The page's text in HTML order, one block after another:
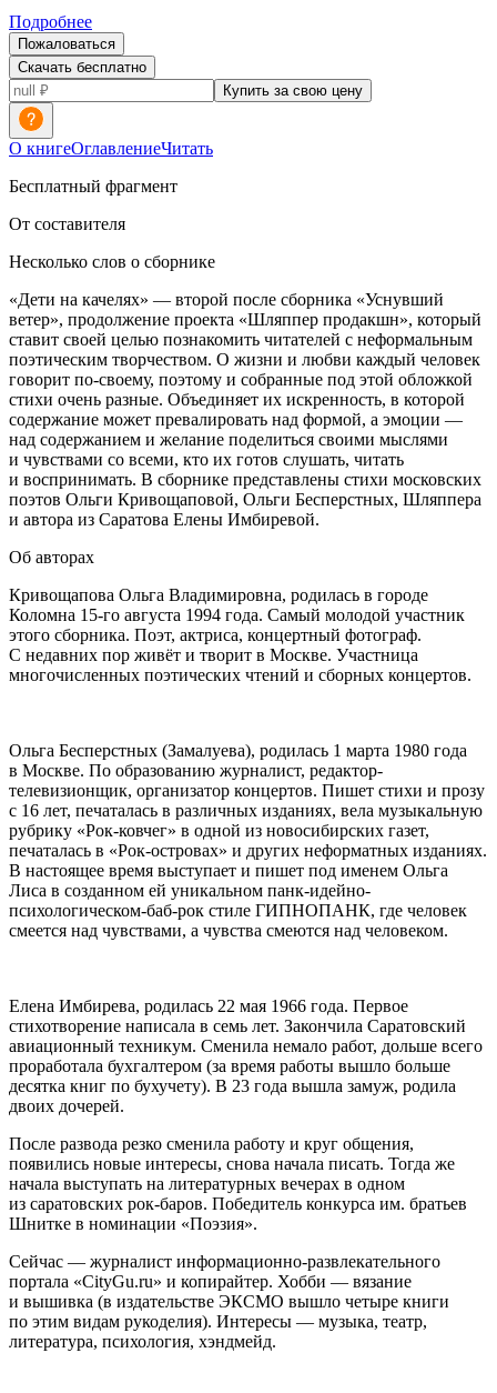
Подробнее
Пожаловаться
Скачать бесплатно
Купить за свою цену
О книгеОглавлениеЧитать
Бесплатный фрагмент
От составителя
Несколько слов о сборнике
«Дети на качелях» — второй после сборника «Уснувший
ветер», продолжение проекта «Шляппер продакшн», который
ставит своей целью познакомить читателей с неформальным
поэтическим творчеством. О жизни и любви каждый человек
говорит по-своему, поэтому и собранные под этой обложкой
стихи очень разные. Объединяет их искренность, в которой
содержание может превалировать над формой, а эмоции —
над содержанием и желание поделиться своими мыслями
и чувствами со всеми, кто их готов слушать, читать
и воспринимать. В сборнике представлены стихи московских
поэтов Ольги Кривощаповой, Ольги Бесперстных, Шляппера
и автора из Саратова Елены Имбиревой.
Об авторах
Кривощапова Ольга Владимировна, родилась в городе
Коломна 15-го августа 1994 года. Самый молодой участник
этого сборника. Поэт, актриса, концертный фотограф.
С недавних пор живёт и творит в Москве. Участница
многочисленных поэтических чтений и сборных концертов.
Ольга Бесперстных (Замалуева), родилась 1 марта 1980 года
в Москве. По образованию журналист, редактор-
телевизионщик, организатор концертов. Пишет стихи и прозу
с 16 лет, печаталась в различных изданиях, вела музыкальную
рубрику «Рок-ковчег» в одной из новосибирских газет,
печаталась в «Рок-островах» и других неформатных изданиях.
В настоящее время выступает и пишет под именем Ольга
Лиса в созданном ей уникальном панк-идейно-
психологическом-баб-рок стиле ГИПНОПАНК, где человек
смеется над чувствами, а чувства смеются над человеком.
Елена Имбирева, родилась 22 мая 1966 года. Первое
стихотворение написала в семь лет. Закончила Саратовский
авиационный техникум. Сменила немало работ, дольше всего
проработала бухгалтером (за время работы вышло больше
десятка книг по бухучету). В 23 года вышла замуж, родила
двоих дочерей.
После развода резко сменила работу и круг общения,
появились новые интересы, снова начала писать. Тогда же
начала выступать на литературных вечерах в одном
из саратовских рок-баров. Победитель конкурса им. братьев
Шнитке в номинации «Поэзия».
Сейчас — журналист информационно-развлекательного
портала «CityGu.ru» и копирайтер. Хобби — вязание
и вышивка (в издательстве ЭКСМО вышло четыре книги
по этим видам рукоделия). Интересы — музыка, театр,
литература, психология, хэндмейд.